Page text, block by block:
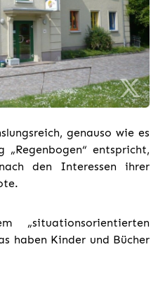
genauso wie es
entspricht,
den Interessen ihrer
haben Kinder und Bücher